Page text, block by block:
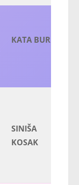
KATA BURIĆ
SINIŠA
KOSAK